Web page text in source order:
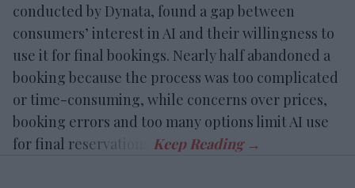
conducted by Dynata, found a gap between
consumers’ interest in AI and their willingness to
use it for final bookings. Nearly half abandoned a
booking because the process was too complicated
or time-consuming, while concerns over prices,
booking errors and too many options limit AI use
for final reservations.